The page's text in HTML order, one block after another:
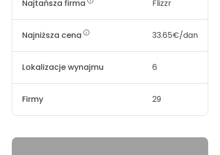
Najtańsza firma Flizzr
Najniższa cena 33.65€/dan
Lokalizacje wynajmu 6
Firmy 29